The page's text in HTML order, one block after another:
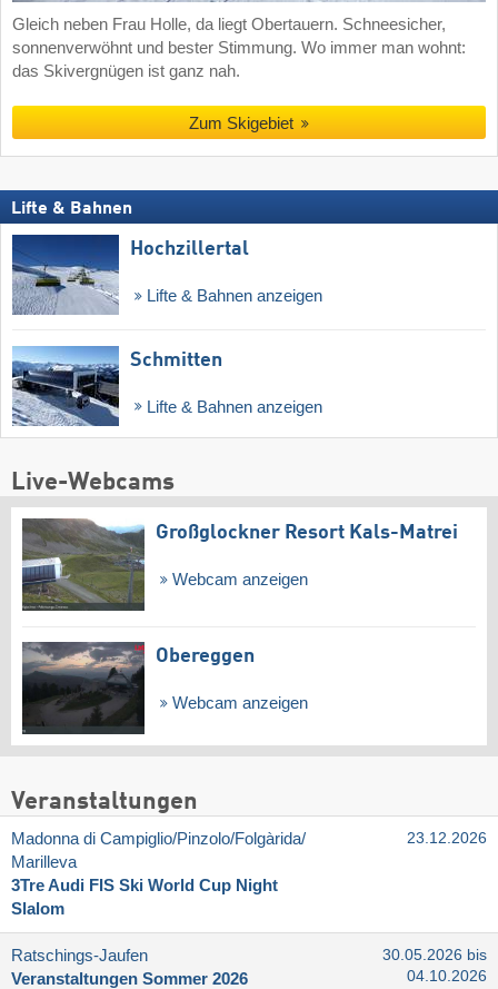
Gleich neben Frau Holle, da liegt Obertauern. Schneesicher,
sonnenverwöhnt und bester Stimmung. Wo immer man wohnt:
das Skivergnügen ist ganz nah.
Zum Skigebiet
Lifte & Bahnen
Hochzillertal
Lifte & Bahnen anzeigen
Schmitten
Lifte & Bahnen anzeigen
Live-Webcams
Großglockner Resort Kals-Matrei
Webcam anzeigen
Obereggen
Webcam anzeigen
Veranstaltungen
Madonna di Campiglio/​Pinzolo/​Folgàrida/​
Marilleva
3Tre Audi FIS Ski World Cup Night
Slalom
23.12.2026
Ratschings-Jaufen
Veranstaltungen Sommer 2026
30.05.2026 bis
04.10.2026